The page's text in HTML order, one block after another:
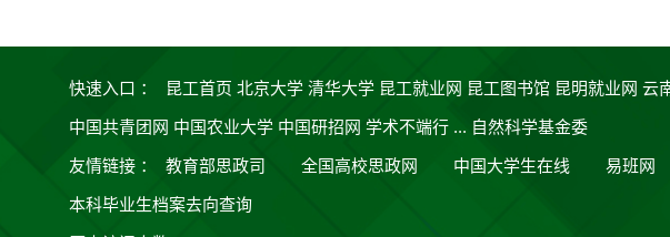
快速入口 ： 昆工首页 北京大学 清华大学 昆工就业网 昆工图书馆 昆明就业网 云
中国共青团网 中国农业大学 中国研招网 学术不端行 ... 自然科学基金委
友情链接 ： 教育部思政司 全国高校思政网 中国大学生在线 易班网
本科毕业生档案去向查询